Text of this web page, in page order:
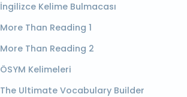
İngilizce Kelime Bulmacası
More Than Reading 1
More Than Reading 2
ÖSYM Kelimeleri
The Ultimate Vocabulary Builder